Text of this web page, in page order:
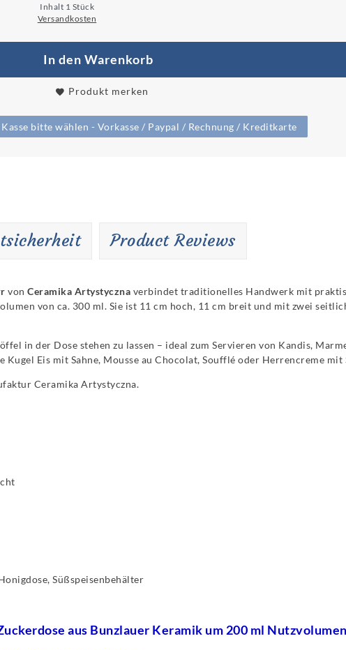
Inhalt 1 Stück
Versandkosten
In den Warenkorb
Produkt merken
bitte wählen - Vorkasse / Paypal / Rechnung / Kreditkarte
Product Reviews
von Ceramika Artystyczna verbindet traditionelles Handwerk mit
von ca. 300 ml. Sie ist 11 cm hoch, 11 cm breit und mit zwei
in der Dose stehen zu lassen – ideal zum Servieren von Kandis,
Eis mit Sahne, Mousse au Chocolat, Soufflé oder Herrencreme mit
Ceramika Artystyczna.
Süßspeisenbehälter
aus Bunzlauer Keramik um 200 ml Nutzvolumen